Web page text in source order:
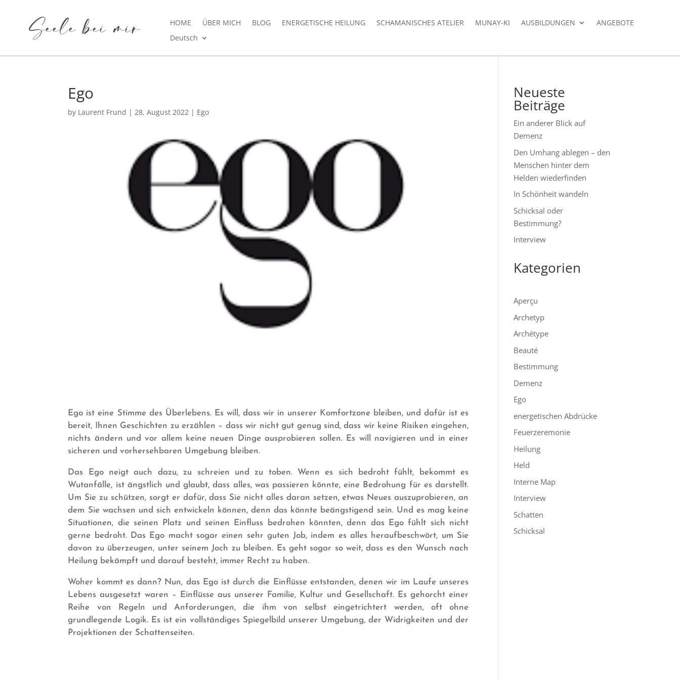
Seele bei mir HOME ÜBER MICH BLOG ENERGETISCHE HEILUNG SCHAMANISCHES ATELIER MUNAY-KI AUSBILDUNGEN
ANGEBOTE
Deutsch
Ego
by Laurent Frund |28, August 2022 | Ego
Ego ist eine Stimme des Überlebens. Es will, dass wir in unserer Komfortzone bleiben, und dafür ist es
bereit, Ihnen Geschichten zu erzählen – dass wir nicht gut genug sind, dass wir keine Risiken eingehen,
nichts ändern und vor allem keine neuen Dinge ausprobieren sollen. Es will navigieren und in einer
sicheren und vorhersehbaren Umgebung bleiben.
Das Ego neigt auch dazu, zu schreien und zu toben. Wenn es sich bedroht fühlt, bekommt es
Wutanfälle, ist ängstlich und glaubt, dass alles, was passieren könnte, eine Bedrohung für es darstellt.
Um Sie zu schützen, sorgt er dafür, dass Sie nicht alles daran setzen, etwas Neues auszuprobieren, an
dem Sie wachsen und sich entwickeln können, denn das könnte beängstigend sein. Und es mag keine
Situationen, die seinen Platz und seinen Einfluss bedrohen könnten, denn das Ego fühlt sich nicht
gerne bedroht. Das Ego macht sogar einen sehr guten Job, indem es alles heraufbeschwört, um Sie
davon zu überzeugen, unter seinem Joch zu bleiben. Es geht sogar so weit, dass es den Wunsch nach
Heilung bekämpft und darauf besteht, immer Recht zu haben.
Woher kommt es dann? Nun, das Ego ist durch die Einflüsse entstanden, denen wir im Laufe unseres
Lebens ausgesetzt waren – Einflüsse aus unserer Familie, Kultur und Gesellschaft. Es gehorcht einer
Reihe von Regeln und Anforderungen, die ihm von selbst eingetrichtert werden, oft ohne
grundlegende Logik. Es ist ein vollständiges Spiegelbild unserer Umgebung, der Widrigkeiten und der
Projektionen der Schattenseiten.
Neueste
Beiträge
Ein anderer Blick auf
Demenz
Den Umhang ablegen – den
Menschen hinter dem
Helden wiederfinden
In Schönheit wandeln
Schicksal oder
Bestimmung?
Interview
Kategorien
Aperçu
Archetyp
Archétype
Beauté
Bestimmung
Demenz
Ego
energetischen Abdrücke
Feuerzeremonie
Heilung
Held
Interne Map
Interview
Schatten
Schicksal